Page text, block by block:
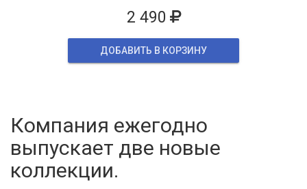
2 490
ДОБАВИТЬ В КОРЗИНУ
Компания ежегодно
выпускает две новые
коллекции.